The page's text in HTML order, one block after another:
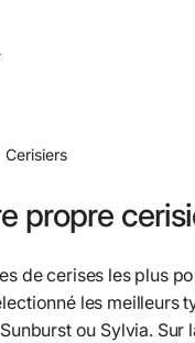
Cerisiers
propre
de cerises les plus
les meilleurs
ou Sylvia. Sur